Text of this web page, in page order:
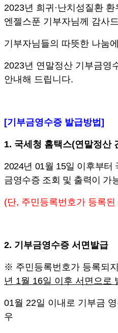
2023년 희귀 · 난치성질환
엔젤스푼 기부자님께 감사
기부자님들의 따뜻한 나눔
2023년 연말정산 기부금영
안내해 드립니다.
[기부금영수증 발급방법 ]
1. 국세청 홈택스(연말정산
2024년 01월 15일 이후부터
금영수증 조회 및 출력이 가
(단, 주민등록번호가 등록
2. 기부금영수증 서면발급
※ 주민등록번호가 등록되
년 1월 16일 이후 서면으로
01월 22일 이내로 기부금
우